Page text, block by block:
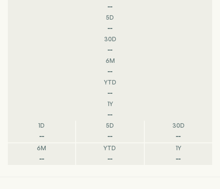
--
5D
--
30D
--
6M
--
YTD
--
1Y
--
1D
--
5D
--
30D
--
6M
--
YTD
--
1Y
--